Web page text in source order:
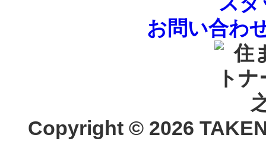
お問い合わ
Copyright © 2026